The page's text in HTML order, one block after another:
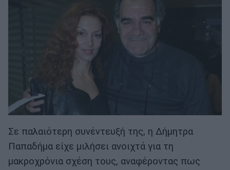
Σε παλαιότερη συνέντευξή της, η Δήμητρα
Παπαδήμα είχε μιλήσει ανοιχτά για τη
μακροχρόνια σχέση τους, αναφέροντας πως